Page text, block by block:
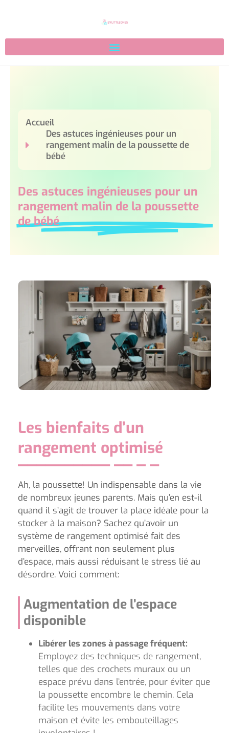
Accueil
Des astuces ingénieuses pour un
rangement malin de la poussette de
bébé
Des astuces ingénieuses pour un
rangement malin de la poussette
de bébé
Les bienfaits d’un
rangement optimisé
Ah, la poussette! Un indispensable dans la vie
de nombreux jeunes parents. Mais qu’en est-il
quand il s’agit de trouver la place idéale pour la
stocker à la maison? Sachez qu’avoir un
système de rangement optimisé fait des
merveilles, offrant non seulement plus
d’espace, mais aussi réduisant le stress lié au
désordre. Voici comment:
Augmentation de l’espace
disponible
Libérer les zones à passage fréquent:
Employez des techniques de rangement,
telles que des crochets muraux ou un
espace prévu dans l’entrée, pour éviter que
la poussette encombre le chemin. Cela
facilite les mouvements dans votre
maison et évite les embouteillages